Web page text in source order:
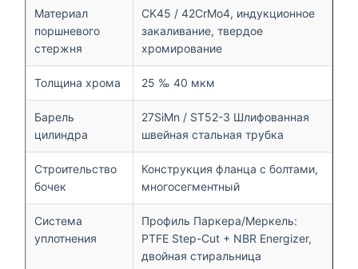
Материал
поршневого
стержня
CK45 / 42CrMo4, индукционное
закаливание, твердое
хромирование
Толщина хрома 25 ‰ 40 мкм
Барель
цилиндра
27SiMn / ST52-3 Шлифованная
швейная стальная трубка
Строительство
бочек
Конструкция фланца с болтами,
многосегментный
Система
уплотнения
Профиль Паркера/Меркель:
PTFE Step-Cut + NBR Energizer,
двойная стиральница